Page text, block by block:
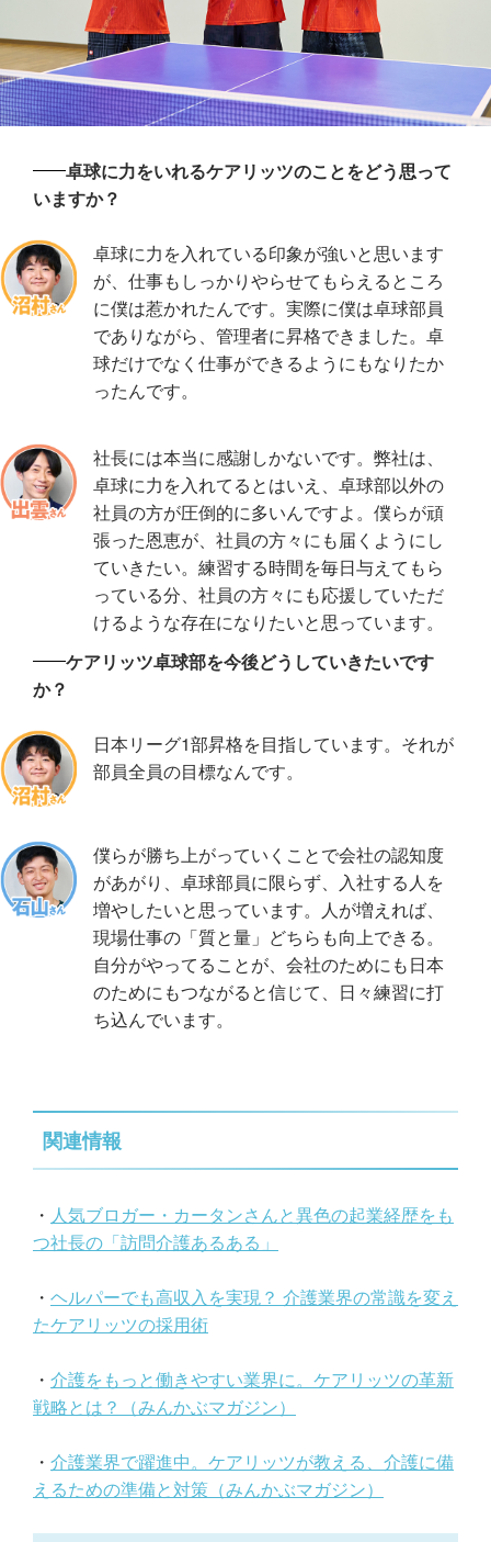
卓球に力をいれるケアリッツのことをどう思って
いますか？
卓球に力を入れている印象が強いと思います
が、仕事もしっかりやらせてもらえるところ
に僕は惹かれたんです。実際に僕は卓球部員
でありながら、管理者に昇格できました。卓
球だけでなく仕事ができるようにもなりたか
ったんです。
社長には本当に感謝しかないです。弊社は、
卓球に力を入れてるとはいえ、卓球部以外の
社員の方が圧倒的に多いんですよ。僕らが頑
張った恩恵が、社員の方々にも届くようにし
ていきたい。練習する時間を毎日与えてもら
っている分、社員の方々にも応援していただ
けるような存在になりたいと思っています。
ケアリッツ卓球部を今後どうしていきたいです
か？
日本リーグ1部昇格を目指しています。それが
部員全員の目標なんです。
僕らが勝ち上がっていくことで会社の認知度
があがり、卓球部員に限らず、入社する人を
増やしたいと思っています。人が増えれば、
現場仕事の「質と量」どちらも向上できる。
自分がやってることが、会社のためにも日本
のためにもつながると信じて、日々練習に打
ち込んでいます。
関連情報
・ 人気ブロガー・カータンさんと異色の起業経歴をも
つ社長の「訪問介護あるある」
・ ヘルパーでも高収入を実現？ 介護業界の常識を変え
たケアリッツの採用術
・ 介護をもっと働きやすい業界に。ケアリッツの革新
戦略とは？（みんかぶマガジン）
・ 介護業界で躍進中。ケアリッツが教える、介護に備
えるための準備と対策（みんかぶマガジン）